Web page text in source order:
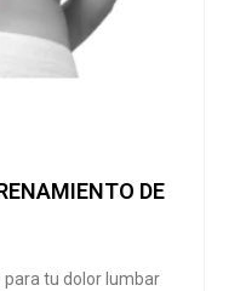
DE
para tu dolor lumbar